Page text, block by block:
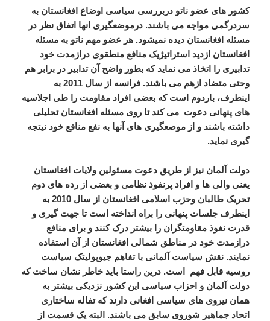
کشور های عضو ناتو دربررسی سیاسی اوضاع افغانستان به
سردرگمی مواجه می باشند. درموضعگیری انها اتفاق نظر در
مسئله افغانستان دیده نمیشود. هر عضو مهم ناتو به مسئله
افغانستان ازدید استراتیژیک منافع منطقوی درازمدت خود
تدابیری را اتخاذ می نماید که بطور واضح آن تدابیر در برابر هم
وحتی متضاد ازهم می باشند. فرانسه از سال 2011 به
اینطرف، باردوم است که بعضی افراد مقاومت را طی اجلاسیه
های پنهانی دعوت می کند تا روی مسئله افغانستان تحلیلی
داشته باشند و از موصعگیری های آنها به نفع منافع خود نیتجه
گیری نماید.
دولت آلمان نیز از طریق دعوت مسئولین ولایات افغانستان
یعنی والی ها و افراد پرنفوذ نظامی و بعضی از رده های دوم
تحریک طالبان وحزب اسلامی افغانستان از سال 2010 به
اینطرف جلسات پنهانی را براه انداخته است تا جهت گیری و
قدرت نفوذ مقاومتگران را بیشتر درک کنند و برای منافع
درازمدت خود در مناطق شمالی افغانستان از آن استفاده
نمایند. نقش سیاست آلمانی با تفاهم جیوپولیتک سیاست
روسیه قابل فهم است. درین راستا باید خاطر نشان ساخت که
دولت آلمان و احزاب سیاسی این کشور نزدیکی بیشتر به
همان نیروی های سیاسی افغانی دارند که تفاله ساختاری
اتحاد جماهیر شوروی سابق می باشند. البته یک قسمت از